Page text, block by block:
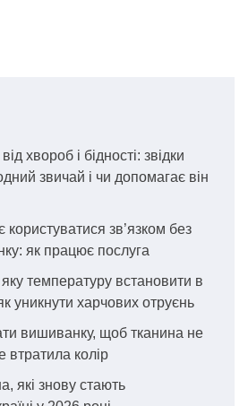
хвороб і бідності: звідки
звичай і чи допомагає він
користуватися зв’язком без
як працює послуга
температуру встановити в
уникнути харчових отруєнь
вишиванку, щоб тканина не
втратила колір
які знову стають